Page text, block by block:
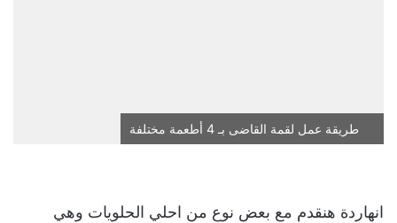
طريقة عمل لقمة القاضى بـ 4 أطعمة مختلفة
انهاردة هنقدم مع بعض نوع من احلي الحلويات وهي